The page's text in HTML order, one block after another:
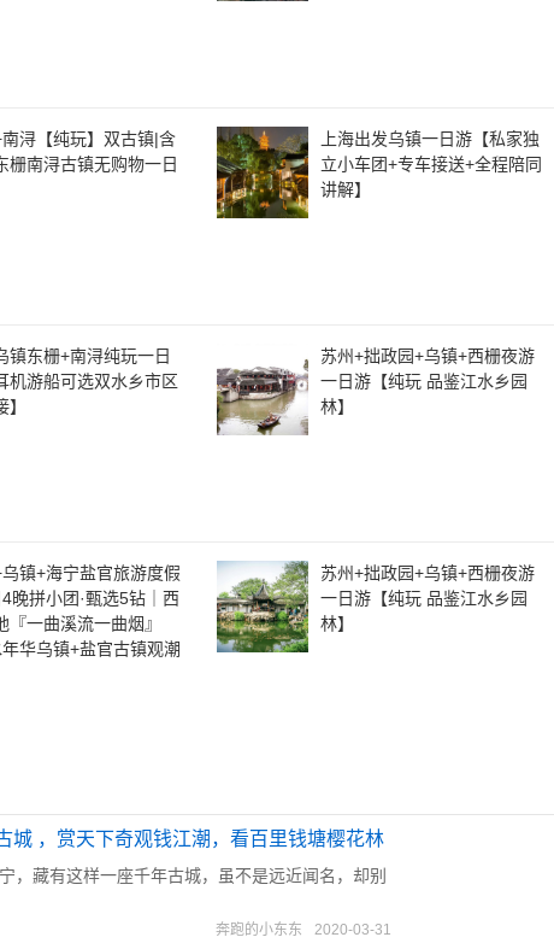
浔【纯玩】双古镇|含
栅南浔古镇无购物一日
上海出发乌镇一日游【私家独
立小车团+专车接送+全程陪同
讲解】
镇东栅+南浔纯玩一日
机游船可选双水乡市区
】
苏州+拙政园+乌镇+西栅夜游
一日游【纯玩 品鉴江水乡园
林】
镇+海宁盐官旅游度假
晚拼小团·甄选5钻｜西
『一曲溪流一曲烟』
华乌镇+盐官古镇观潮
苏州+拙政园+乌镇+西栅夜游
一日游【纯玩 品鉴江水乡园
林】
城 ，赏天下奇观钱江潮，看百里钱塘樱花林
，藏有这样一座千年古城，虽不是远近闻名，却别
奔跑的小东东 2020-03-31